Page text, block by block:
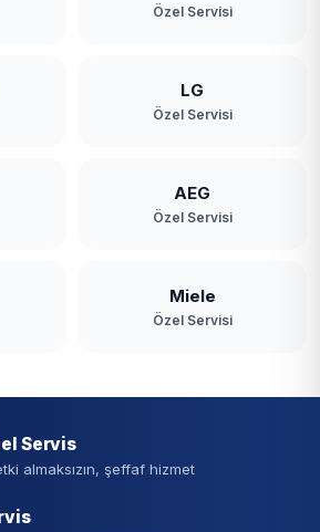
Özel Servisi
LG
Özel Servisi
AEG
Özel Servisi
Miele
Özel Servisi
Servis
almaksızın, şeffaf hizmet